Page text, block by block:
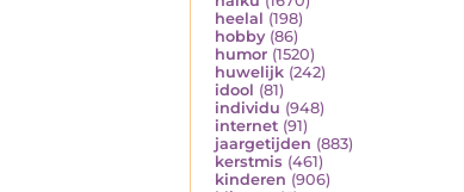
heelal (198)
hobby (86)
humor (1520)
huwelijk (242)
idool (81)
individu (948)
internet (91)
jaargetijden (883)
kerstmis (461)
kinderen (906)